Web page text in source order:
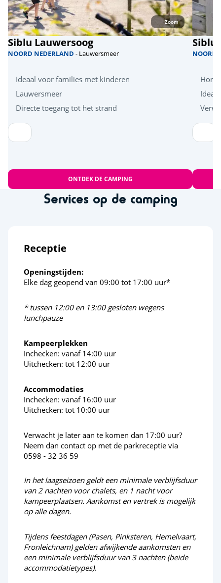
Zoom
Siblu Lauwersoog
NOORD NEDERLAND - Lauwersmeer
Ideaal voor families met kinderen
Lauwersmeer
Directe toegang tot het strand
ONTDEK DE CAMPING
Siblu
NOORD
Services op de camping
Receptie
Openingstijden:
Elke dag geopend van 09:00 tot 17:00 uur*
* tussen 12:00 en 13:00 gesloten wegens
lunchpauze
Kampeerplekken
Inchecken: vanaf 14:00 uur
Uitchecken: tot 12:00 uur
Accommodaties
Inchecken: vanaf 16:00 uur
Uitchecken: tot 10:00 uur
Verwacht je later aan te komen dan 17:00 uur?
Neem dan contact op met de parkreceptie via
0598 - 32 36 59
In het laagseizoen geldt een minimale verblijfsduur
van 2 nachten voor chalets, en 1 nacht voor
kampeerplaatsen. Aankomst en vertrek is mogelijk
op alle dagen.
Tijdens feestdagen (Pasen, Pinksteren, Hemelvaart,
Fronleichnam) gelden afwijkende aankomsten en
een minimale verblijfsduur van 3 nachten (beide
accommodatietypes).